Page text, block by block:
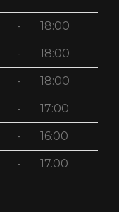
18:00
18:00
18:00